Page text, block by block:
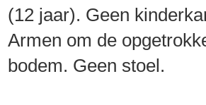
(12 jaar). Geen
Armen om de
bodem. Geen stoel.